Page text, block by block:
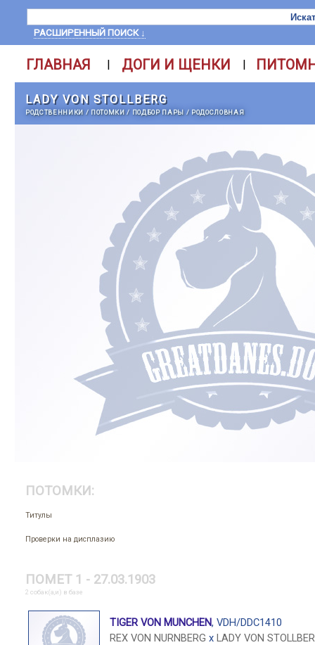
РАСШИРЕННЫЙ ПОИСК ↓
ГЛАВНАЯ | ДОГИ И ЩЕНКИ |
LADY VON STOLLBERG
РОДСТВЕННИКИ / ПОТОМКИ/ ПОДБОР ПАРЫ / РОДОСЛОВНАЯ
ПОТОМКИ:
Титулы
Проверки на дисплазию
ПОМЕТ 1 - 27.03.1903
2 собак(а,и) в базе
TIGER VON MUNCHEN, VDH/DDC1410
REX VON NURNBERG x LADY VON